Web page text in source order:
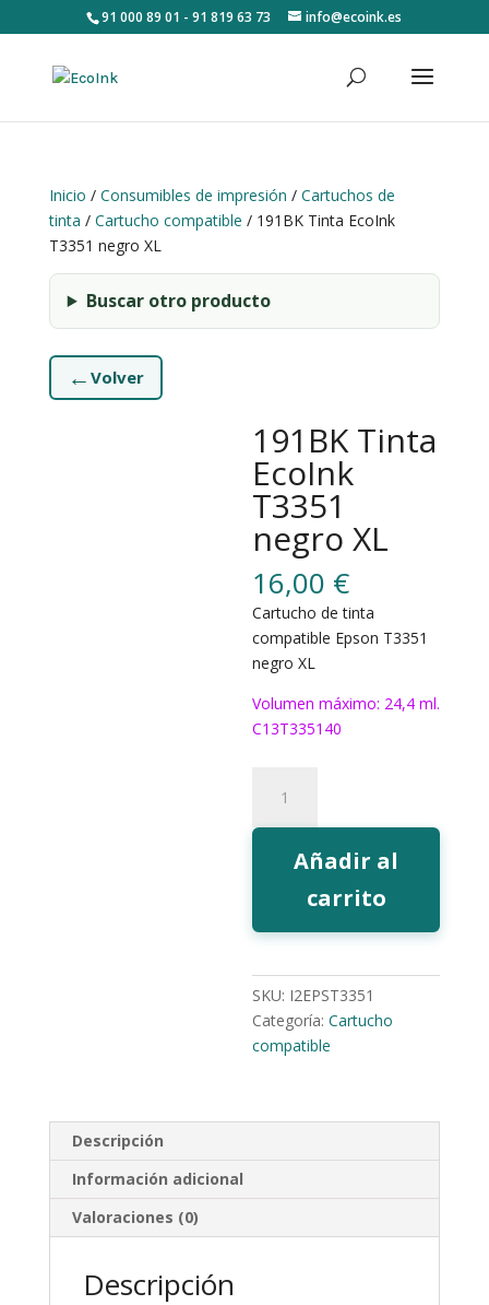
91 000 89 01 - 91 819 63 73 info@ecoink.es
Inicio / Consumibles de impresión / Cartuchos de
tinta / Cartucho compatible / 191BK Tinta EcoInk
T3351 negro XL
Buscar otro producto
← Volver
191BK Tinta
EcoInk
T3351
negro XL
16,00 €
Cartucho de tinta
compatible Epson T3351
negro XL
Volumen máximo: 24,4 ml.
C13T335140
Tinta
EcoInk
cantidad
Añadir al
carrito
SKU: I2EPST3351
Categoría:Cartucho
compatible
Descripción
Información adicional
Valoraciones (0)
Descripción